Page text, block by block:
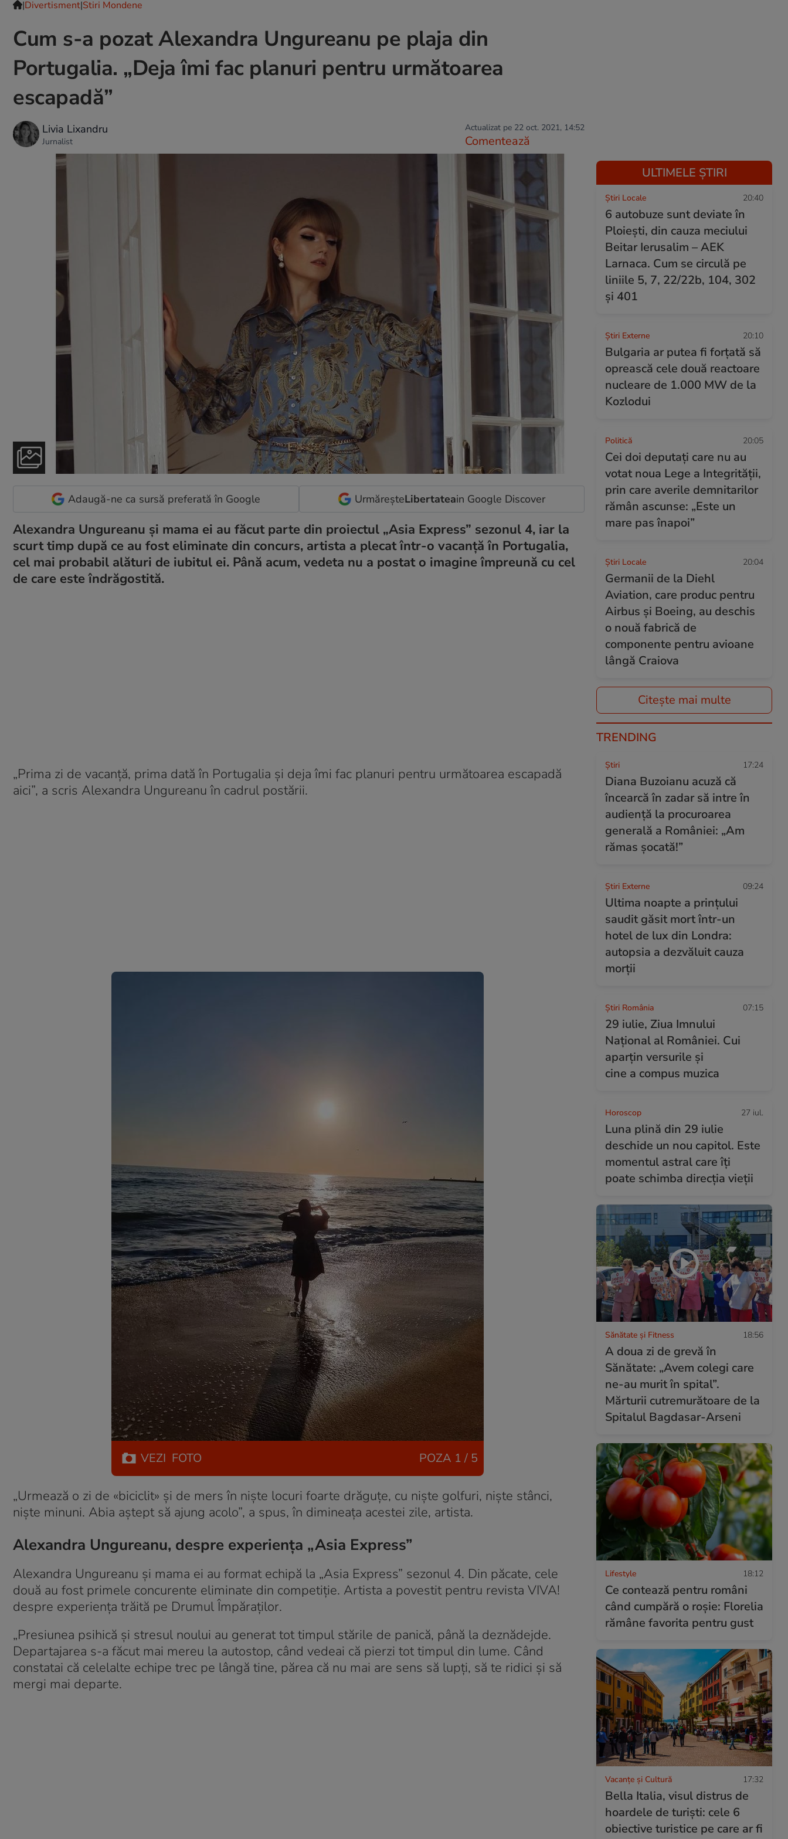
|Divertisment|Stiri Mondene
Cum s-a pozat Alexandra Ungureanu pe plaja din
Portugalia. „Deja îmi fac planuri pentru următoarea
escapadă”
Livia Lixandru
Jurnalist
Actualizat pe 22 oct. 2021, 14:52
Comentează
Adaugă-ne ca sursă preferată în Google UrmăreșteLibertateain Google Discover
Alexandra Ungureanu și mama ei au făcut parte din proiectul „Asia Express” sezonul 4, iar la
scurt timp după ce au fost eliminate din concurs, artista a plecat într-o vacanță în Portugalia,
cel mai probabil alături de iubitul ei. Până acum, vedeta nu a postat o imagine împreună cu cel
de care este îndrăgostită.
„Prima zi de vacanță, prima dată în Portugalia și deja îmi fac planuri pentru următoarea escapadă
aici”, a scris Alexandra Ungureanu în cadrul postării.
VEZI FOTO POZA 1 / 5
„Urmează o zi de «biciclit» și de mers în niște locuri foarte drăguțe, cu niște golfuri, niște stânci,
niște minuni. Abia aștept să ajung acolo”, a spus, în dimineața acestei zile, artista.
Alexandra Ungureanu, despre experiența „Asia Express”
Alexandra Ungureanu și mama ei au format echipă la „Asia Express” sezonul 4. Din păcate, cele
două au fost primele concurente eliminate din competiție. Artista a povestit pentru revista VIVA!
despre experiența trăită pe Drumul Împăraților.
„Presiunea psihică şi stresul noului au generat tot timpul stările de panică, până la deznădejde.
Departajarea s-a făcut mai mereu la autostop, când vedeai că pierzi tot timpul din lume. Când
constatai că celelalte echipe trec pe lângă tine, părea că nu mai are sens să lupţi, să te ridici şi să
mergi mai departe.
ULTIMELE ȘTIRI
Știri Locale 20:40
6 autobuze sunt deviate în
Ploiești, din cauza meciului
Beitar Ierusalim – AEK
Larnaca. Cum se circulă pe
liniile 5, 7, 22/22b, 104, 302
și 401
Știri Externe 20:10
Bulgaria ar putea fi forțată să
oprească cele două reactoare
nucleare de 1.000 MW de la
Kozlodui
Politică 20:05
Cei doi deputați care nu au
votat noua Lege a Integrității,
prin care averile demnitarilor
rămân ascunse: „Este un
mare pas înapoi”
Știri Locale 20:04
Germanii de la Diehl
Aviation, care produc pentru
Airbus și Boeing, au deschis
o nouă fabrică de
componente pentru avioane
lângă Craiova
Citește mai multe
TRENDING
Ştiri 17:24
Diana Buzoianu acuză că
încearcă în zadar să intre în
audiență la procuroarea
generală a României: „Am
rămas șocată!”
Știri Externe 09:24
Ultima noapte a prințului
saudit găsit mort într-un
hotel de lux din Londra:
autopsia a dezvăluit cauza
morții
Știri România 07:15
29 iulie, Ziua Imnului
Național al României. Cui
aparțin versurile și
cine a compus muzica
Horoscop 27 iul.
Luna plină din 29 iulie
deschide un nou capitol. Este
momentul astral care îți
poate schimba direcția vieții
Sănătate și Fitness 18:56
A doua zi de grevă în
Sănătate: „Avem colegi care
ne-au murit în spital”.
Mărturii cutremurătoare de la
Spitalul Bagdasar-Arseni
Lifestyle 18:12
Ce contează pentru români
când cumpără o roșie: Florelia
rămâne favorita pentru gust
Vacanțe și Cultură 17:32
Bella Italia, visul distrus de
hoardele de turiști: cele 6
obiective turistice pe care ar fi